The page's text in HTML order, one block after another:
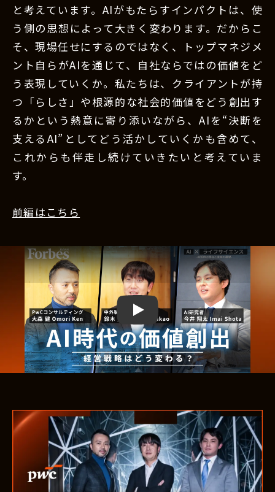
と考えています。AIがもたらすインパクトは、使
う側の思想によって大きく変わります。だからこ
そ、現場任せにするのではなく、トップマネジメ
ント自らがAIを通じて、自社ならではの価値をど
う表現していくか。私たちは、クライアントが持
つ「らしさ」や根源的な社会的価値をどう創出す
るかという熱意に寄り添いながら、AIを“決断を
支えるAI”としてどう活かしていくかも含めて、
これからも伴走し続けていきたいと考えていま
す。
前編はこちら